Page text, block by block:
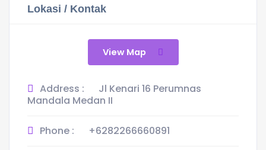
Lokasi / Kontak
View Map
Address :
Jl Kenari 16 Perumnas
Mandala Medan II
Phone : +6282266660891